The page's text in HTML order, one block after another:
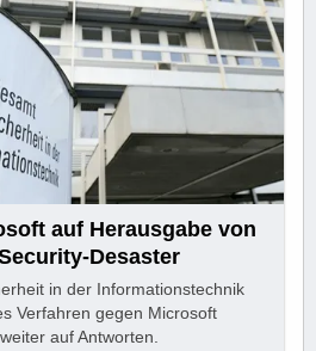
auf Herausgabe von
Desaster
in der Informationstechnik
Verfahren gegen Microsoft
auf Antworten.